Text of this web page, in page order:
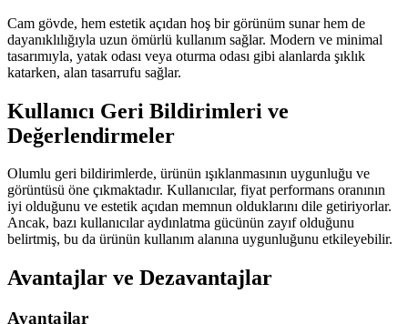
Cam gövde, hem estetik açıdan hoş bir görünüm sunar hem de
dayanıklılığıyla uzun ömürlü kullanım sağlar. Modern ve minimal
tasarımıyla, yatak odası veya oturma odası gibi alanlarda şıklık
katarken, alan tasarrufu sağlar.
Kullanıcı Geri Bildirimleri ve
Değerlendirmeler
Olumlu geri bildirimlerde, ürünün ışıklanmasının uygunluğu ve
görüntüsü öne çıkmaktadır. Kullanıcılar, fiyat performans oranının
iyi olduğunu ve estetik açıdan memnun olduklarını dile getiriyorlar.
Ancak, bazı kullanıcılar aydınlatma gücünün zayıf olduğunu
belirtmiş, bu da ürünün kullanım alanına uygunluğunu etkileyebilir.
Avantajlar ve Dezavantajlar
Avantajlar